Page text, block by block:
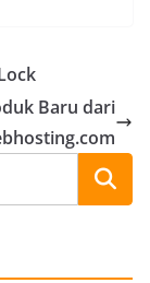
Baru dari